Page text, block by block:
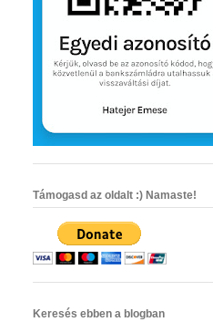
Támogasd az oldalt :) Namaste!
Keresés ebben a blogban